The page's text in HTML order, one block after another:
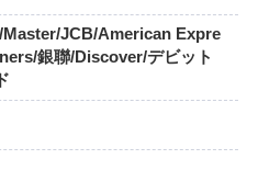
Master/JCB/American Expre
銀聯/Discover/デビット